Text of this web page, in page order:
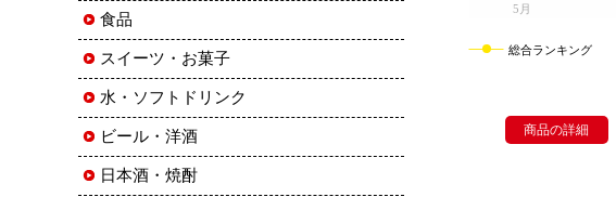
5月
総合ランキング
商品の詳細
食品
スイーツ・お菓子
水・ソフトドリンク
ビール・洋酒
日本酒・焼酎